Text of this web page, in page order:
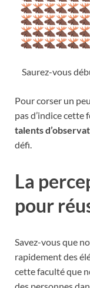
Saurez-vous
Pour corser un
pas d’indice cette
talents
défi.
La
pour
Savez-vous que
rapidement des
cette faculté que